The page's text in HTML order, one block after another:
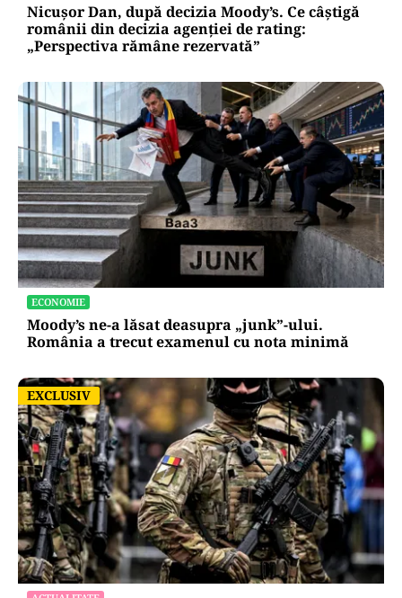
Nicușor Dan, după decizia Moody’s. Ce câștigă
românii din decizia agenției de rating:
„Perspectiva rămâne rezervată”
ECONOMIE
Moody’s ne-a lăsat deasupra „junk”-ului.
România a trecut examenul cu nota minimă
EXCLUSIV
EXCLUSIV